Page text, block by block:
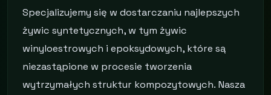
Specjalizujemy się w dostarczaniu najlepszych
żywic syntetycznych, w tym żywic
winyloestrowych i epoksydowych, które są
niezastąpione w procesie tworzenia
wytrzymałych struktur kompozytowych. Nasza